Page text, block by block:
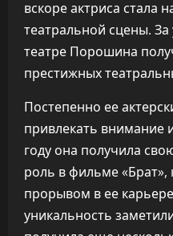
вскоре актриса стала
театральной сцены.
театре Порошина
престижных
Постепенно ее
привлекать внимание
году она получила
роль в фильме
прорывом в ее
уникальность